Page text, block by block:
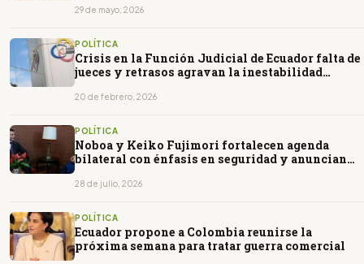
29 de mayo, 2026
POLÍTICA
Crisis en la Función Judicial de Ecuador falta de
jueces y retrasos agravan la inestabilidad
20 de febrero, 2026
POLÍTICA
Noboa y Keiko Fujimori fortalecen agenda
bilateral con énfasis en seguridad y anuncian
28 de julio, 2026
POLÍTICA
Ecuador propone a Colombia reunirse la
próxima semana para tratar guerra comercial